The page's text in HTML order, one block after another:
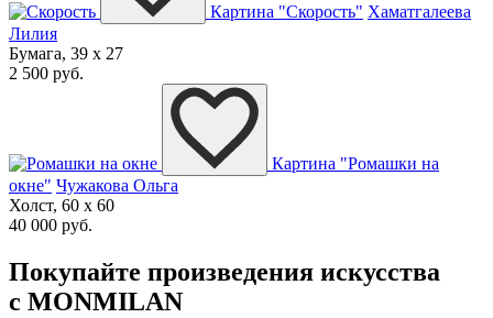
Картина "Скорость" Хаматгалеева
Лилия
Бумага, 39 x 27
2 500 руб.
Картина "Ромашки на
окне" Чужакова Ольга
Холст, 60 x 60
40 000 руб.
Покупайте произведения искусства
с MONMILAN